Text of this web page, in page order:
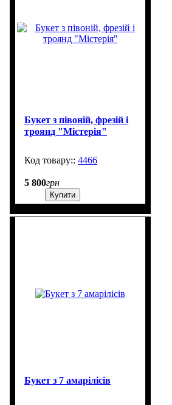
Букет з півоній, фрезій і
троянд "Містерія"
4466
5 800грн
Купити
Букет з 7 амарілісів